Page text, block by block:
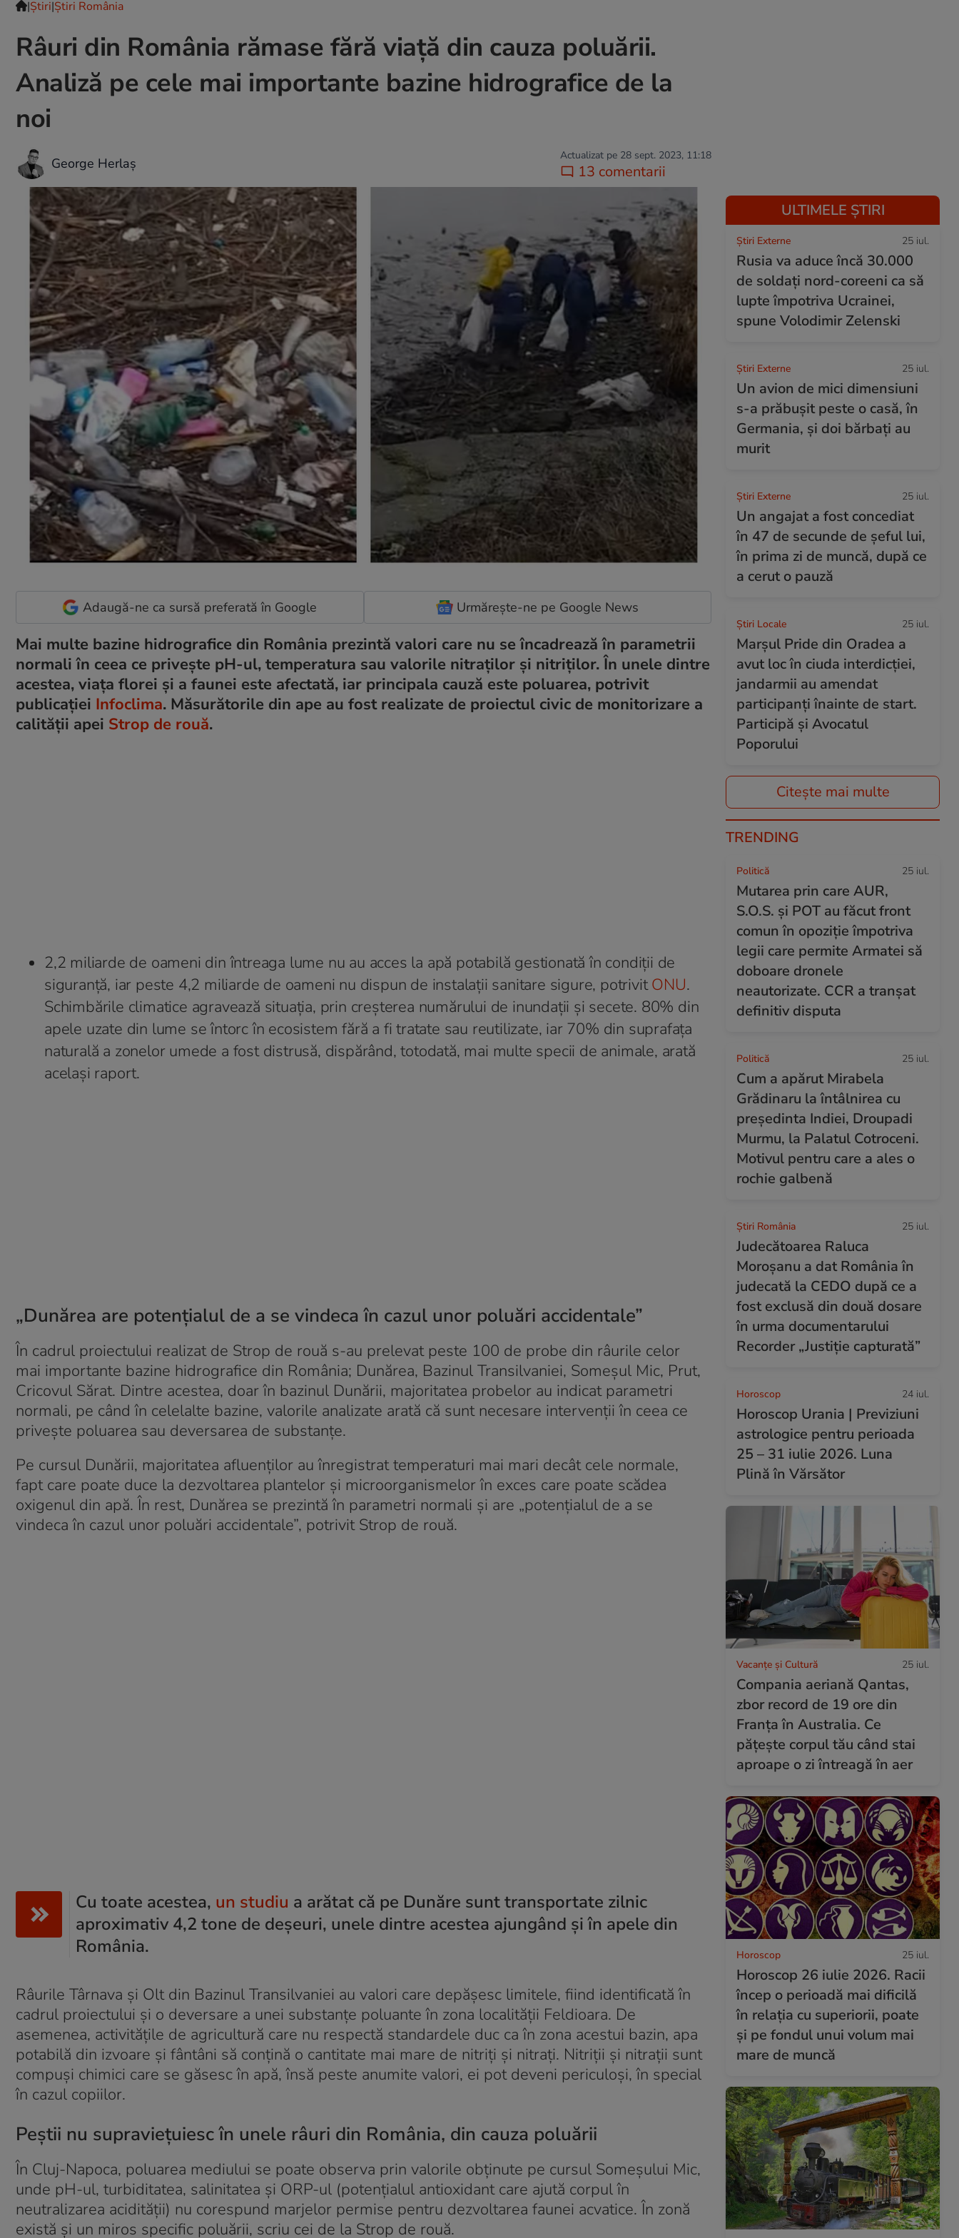
|Ştiri|Știri România
Râuri din România rămase fără viață din cauza poluării.
Analiză pe cele mai importante bazine hidrografice de la
noi
George Herlaș Actualizat pe 28 sept. 2023, 11:18
13 comentarii
Adaugă-ne ca sursă preferată în Google Urmărește-ne pe Google News
Mai multe bazine hidrografice din România prezintă valori care nu se încadrează în parametrii
normali în ceea ce privește pH-ul, temperatura sau valorile nitraților și nitriților. În unele dintre
acestea, viața florei și a faunei este afectată, iar principala cauză este poluarea, potrivit
publicației Infoclima. Măsurătorile din ape au fost realizate de proiectul civic de monitorizare a
calității apei Strop de rouă.
2,2 miliarde de oameni din întreaga lume nu au acces la apă potabilă gestionată în condiții de
siguranță, iar peste 4,2 miliarde de oameni nu dispun de instalații sanitare sigure, potrivitONU.
Schimbările climatice agravează situația, prin creșterea numărului de inundații și secete. 80% din
apele uzate din lume se întorc în ecosistem fără a fi tratate sau reutilizate, iar 70% din suprafața
naturală a zonelor umede a fost distrusă, dispărând, totodată, mai multe specii de animale, arată
același raport.
„Dunărea are potențialul de a se vindeca în cazul unor poluări accidentale”
În cadrul proiectului realizat de Strop de rouă s-au prelevat peste 100 de probe din râurile celor
mai importante bazine hidrografice din România; Dunărea, Bazinul Transilvaniei, Someșul Mic, Prut,
Cricovul Sărat. Dintre acestea, doar în bazinul Dunării, majoritatea probelor au indicat parametri
normali, pe când în celelalte bazine, valorile analizate arată că sunt necesare intervenții în ceea ce
privește poluarea sau deversarea de substanțe.
Pe cursul Dunării, majoritatea afluenților au înregistrat temperaturi mai mari decât cele normale,
fapt care poate duce la dezvoltarea plantelor și microorganismelor în exces care poate scădea
oxigenul din apă. În rest, Dunărea se prezintă în parametri normali și are „potențialul de a se
vindeca în cazul unor poluări accidentale”, potrivit Strop de rouă.
Cu toate acestea, un studiu a arătat că pe Dunăre sunt transportate zilnic
aproximativ 4,2 tone de deșeuri, unele dintre acestea ajungând și în apele din
România.
Râurile Târnava și Olt din Bazinul Transilvaniei au valori care depășesc limitele, fiind identificată în
cadrul proiectului și o deversare a unei substanțe poluante în zona localității Feldioara. De
asemenea, activitățile de agricultură care nu respectă standardele duc ca în zona acestui bazin, apa
potabilă din izvoare și fântâni să conțină o cantitate mai mare de nitriți și nitrați. Nitriții și nitrații sunt
compuși chimici care se găsesc în apă, însă peste anumite valori, ei pot deveni periculoși, în special
în cazul copiilor.
Peștii nu supraviețuiesc în unele râuri din România, din cauza poluării
În Cluj-Napoca, poluarea mediului se poate observa prin valorile obținute pe cursul Someșului Mic,
unde pH-ul, turbiditatea, salinitatea și ORP-ul (potențialul antioxidant care ajută corpul în
neutralizarea acidității) nu corespund marjelor permise pentru dezvoltarea faunei acvatice. În zonă
există și un miros specific poluării, scriu cei de la Strop de rouă.
ULTIMELE ȘTIRI
Știri Externe 25 iul.
Rusia va aduce încă 30.000
de soldaţi nord-coreeni ca să
lupte împotriva Ucrainei,
spune Volodimir Zelenski
Știri Externe 25 iul.
Un avion de mici dimensiuni
s-a prăbușit peste o casă, în
Germania, și doi bărbați au
murit
Știri Externe 25 iul.
Un angajat a fost concediat
în 47 de secunde de șeful lui,
în prima zi de muncă, după ce
a cerut o pauză
Știri Locale 25 iul.
Marșul Pride din Oradea a
avut loc în ciuda interdicției,
jandarmii au amendat
participanți înainte de start.
Participă și Avocatul
Poporului
Citește mai multe
TRENDING
Politică 25 iul.
Mutarea prin care AUR,
S.O.S. și POT au făcut front
comun în opoziție împotriva
legii care permite Armatei să
doboare dronele
neautorizate. CCR a tranșat
definitiv disputa
Politică 25 iul.
Cum a apărut Mirabela
Grădinaru la întâlnirea cu
președinta Indiei, Droupadi
Murmu, la Palatul Cotroceni.
Motivul pentru care a ales o
rochie galbenă
Știri România 25 iul.
Judecătoarea Raluca
Moroșanu a dat România în
judecată la CEDO după ce a
fost exclusă din două dosare
în urma documentarului
Recorder „Justiție capturată”
Horoscop 24 iul.
Horoscop Urania | Previziuni
astrologice pentru perioada
25 – 31 iulie 2026. Luna
Plină în Vărsător
Vacanțe și Cultură 25 iul.
Compania aeriană Qantas,
zbor record de 19 ore din
Franța în Australia. Ce
pățește corpul tău când stai
aproape o zi întreagă în aer
Horoscop 25 iul.
Horoscop 26 iulie 2026. Racii
încep o perioadă mai dificilă
în relația cu superiorii, poate
și pe fondul unui volum mai
mare de muncă